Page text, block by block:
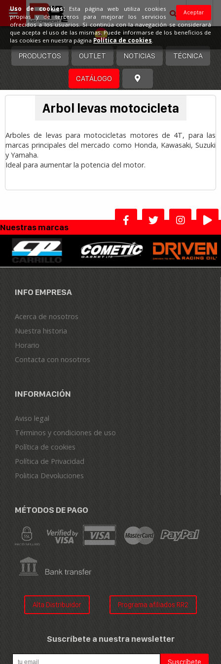
España
PRODUCTOS OUTLET NOTICIAS TÉCNICA
CATÁLOGO
Arbol levas motocicleta
Arboles de levas para motocicletas motores de 4T, para las
marcas principales del mercado como Honda, Kawasaki, Suzuki
y Yamaha.
Ideal para aumentar la potencia del motor.
Nuestras marcas
INFO EMPRESA
Acerca de nosotros
Nuestra historia
Horario
Contacta con nosotros
INFORMACIÓN
Aviso legal
Términos y condiciones de uso
Política de cookies
Política de Privacidad
Politica Devoluciones
MÉTODOS DE PAGO
Alta Distribuidor Programa afiliados RR2
Suscríbete a nuestra newsletter
Aceptar
Uso de cookies:Esta página web utiliza cookies
propias y de terceros para mejorar los servicios
ofrecidos a los usuarios. Si continúa con la navegación se considerará
que acepta el uso de las mismas. Puede informarse de los beneficios de
las cookies en nuestra página Política de cookies.